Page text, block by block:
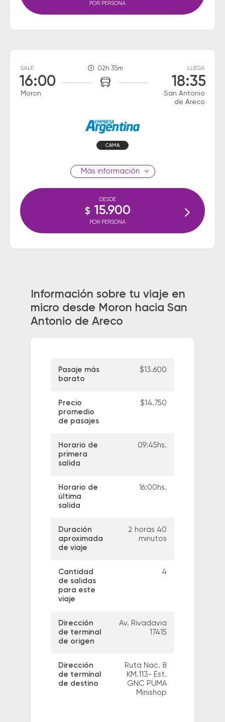
POR PERSONA
SALE
16:00
Moron
02h 35m LLEGA
18:35
San Antonio
de Areco
CAMA
información
DESDE
$ 15.900
POR PERSONA
Información sobre tu viaje en
micro desde Moron hacia San
Antonio de Areco
Pasaje más
barato
$13.600
Precio
promedio
de pasajes
$14.750
Horario de
primera
salida
09:45hs.
Horario de
última
salida
16:00hs.
Duración
aproximada
de viaje
2 horas 40
minutos
Cantidad
de salidas
para este
viaje
4
Dirección
de terminal
de origen
Av. Rivadavia
17415
Dirección
de terminal
de destino
Ruta Nac. 8
KM.113- Est.
GNC PUMA
Minishop